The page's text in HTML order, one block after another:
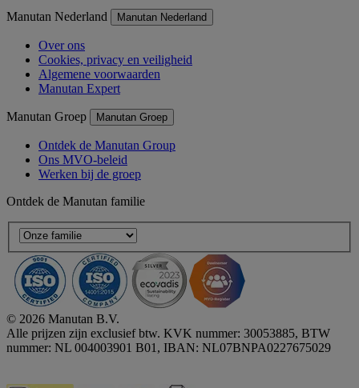
Manutan Nederland Manutan Nederland
Over ons
Cookies, privacy en veiligheid
Algemene voorwaarden
Manutan Expert
Manutan Groep Manutan Groep
Ontdek de Manutan Group
Ons MVO-beleid
Werken bij de groep
Ontdek de Manutan familie
© 2026 Manutan B.V.
Alle prijzen zijn exclusief btw. KVK nummer: 30053885, BTW
nummer: NL 004003901 B01, IBAN: NL07BNPA0227675029